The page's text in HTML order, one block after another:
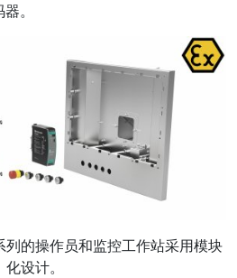
。
列的操作员和监控工作站采用模块
化设计。